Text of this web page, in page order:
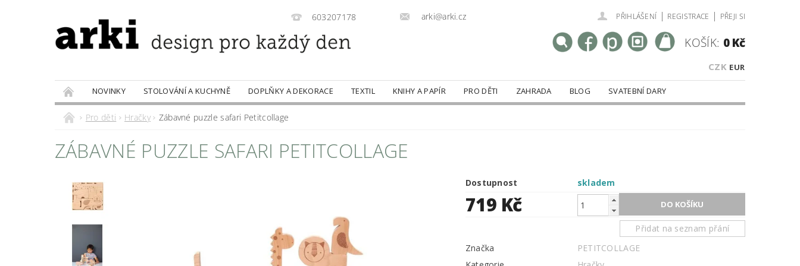
603207178 arki@arki.cz PŘIHLÁŠENÍ | REGISTRACE | PŘEJI SI
CZK EUR
KOŠÍK: 0 Kč
NOVINKY STOLOVÁNÍ A KUCHYNĚ DOPLŇKY A DEKORACE TEXTIL KNIHY A PAPÍR PRO DĚTI ZAHRADA BLOG
SVATEBNÍ DARY
PRODÁVANÉ ZNAČKY
DOBROTY
Pro děti Hračky Zábavné puzzle safari Petitcollage
ZÁBAVNÉ PUZZLE SAFARI PETITCOLLAGE
Dostupnost skladem
719 Kč
Přidat na seznam přání
Značka
PETITCOLLAGE